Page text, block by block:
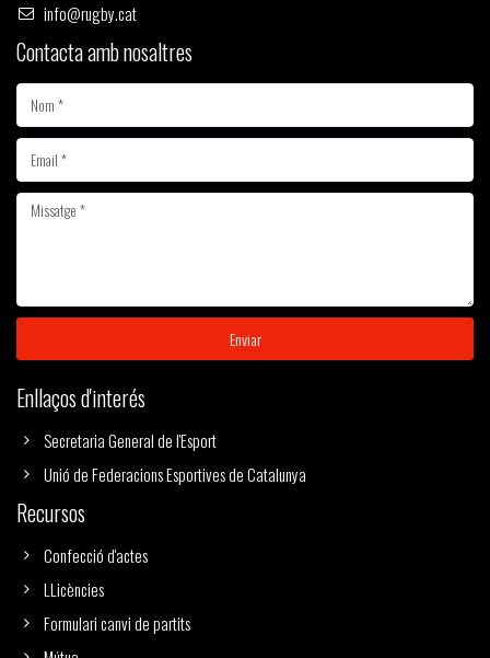
info@rugby.cat
Contacta amb nosaltres
Enviar
Enllaços d'interés
Secretaria General de l'Esport
Unió de Federacions Esportives de Catalunya
Recursos
Confecció d'actes
LLicències
Formulari canvi de partits